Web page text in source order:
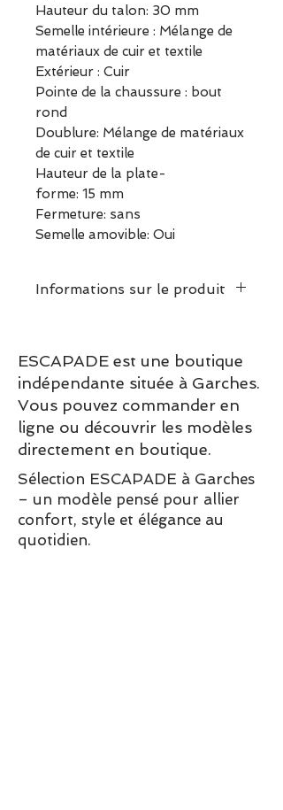
Hauteur du talon: 30 mm
Semelle intérieure : Mélange de
matériaux de cuir et textile
Extérieur : Cuir
Pointe de la chaussure : bout
rond
Doublure: Mélange de matériaux
de cuir et textile
Hauteur de la plate-
forme: 15 mm
Fermeture: sans
Semelle amovible: Oui
Informations sur le produit
Hauteur du talon : 15 mm
Semelle intérieure : Cuir
Extérieur : Cuir
Pointe de la chaussure : bout
rond
Doublure: Mélange de textile
et synthétique
Fermeture: Laçage
ESCAPADE est une boutique
indépendante située à Garches.
Vous pouvez commander en
ligne ou découvrir les modèles
directement en boutique.
Sélection ESCAPADE à Garches
– un modèle pensé pour allier
confort, style et élégance au
quotidien.